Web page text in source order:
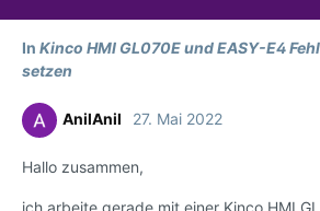
In Kinco HMI GL070E und EASY-E4
setzen
AnilAnil 27. Mai 2022
Hallo zusammen,